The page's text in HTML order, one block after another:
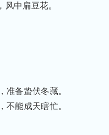
风中扁豆花。
准备蛰伏冬藏。
不能成天瞎忙。